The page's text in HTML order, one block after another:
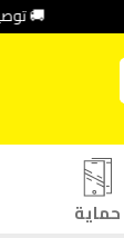
حماية